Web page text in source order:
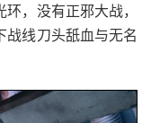
，没有正邪大战，
战线刀头舐血与无名